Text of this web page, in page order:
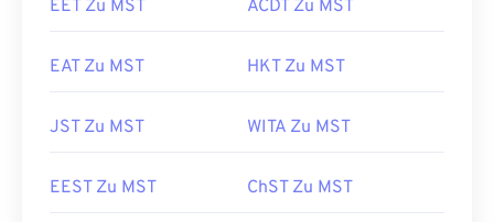
EET Zu MST ACDT Zu MST
EAT Zu MST HKT Zu MST
JST Zu MST WITA Zu MST
EEST Zu MST ChST Zu MST